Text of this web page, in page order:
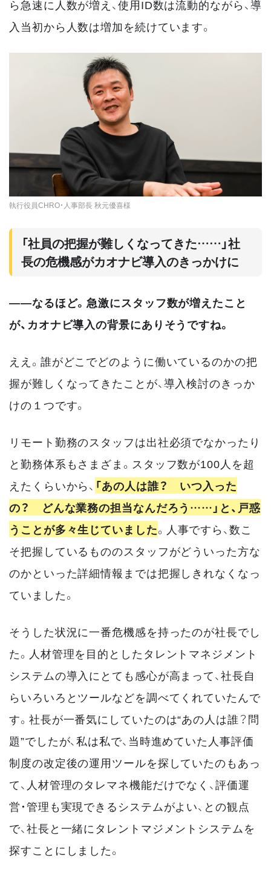
ら急速に人数が増え、使用ID数は流動的ながら、導
入当初から人数は増加を続けています。
執行役員CHRO・人事部長 秋元優喜様
「社員の把握が難しくなってきた……」社
長の危機感がカオナビ導入のきっかけに
――なるほど。急激にスタッフ数が増えたこと
が、カオナビ導入の背景にありそうですね。
ええ。誰がどこでどのように働いているのかの把
握が難しくなってきたことが、導入検討のきっか
けの１つです。
リモート勤務のスタッフは出社必須でなかったり
と勤務体系もさまざま。スタッフ数が100人を超
えたくらいから、 「あの人は誰？ いつ入った
の？ どんな業務の担当なんだろう……」と、戸惑
うことが多々生じていました。人事ですら、数こ
そ把握しているもののスタッフがどういった方な
のかといった詳細情報までは把握しきれなくなっ
ていました。
そうした状況に一番危機感を持ったのが社長でし
た。人材管理を目的としたタレントマネジメント
システムの導入にとても感心が高まって、社長自
らいろいろとツールなどを調べてくれていたんで
す。社長が一番気にしていたのは“あの人は誰？問
題”でしたが、私は私で、当時進めていた人事評価
制度の改定後の運用ツールを探していたのもあっ
て、人材管理のタレマネ機能だけでなく、評価運
営・管理も実現できるシステムがよい、との観点
で、社長と一緒にタレントマジメントシステムを
探すことにしました。